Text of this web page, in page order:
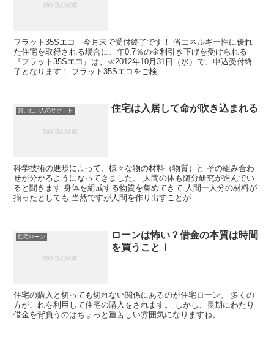
フラット35Sエコ 今月末で受付終了です！ 省エネルギー性に優れ
た住宅を取得される場合に、年0.7％の金利引き下げを受けられる
『フラット35Sエコ』は、≪2012年10月31日（水）で、申込受付終
了となります！ フラット35Sエコをご検...
買いたい人のサポート 住宅は入居して命が吹き込まれる
科学技術の進歩によって、様々な物の材料（物質）と その組み合わ
せが分かるようになってきました。 人間の体も随分研究が進んでい
ると聞きます 身体を組成する物質を集めてきて 人間一人分の材料が
揃ったとしても 当然ですが人間を作り出すことが...
住宅ローン
ローンは怖い？借金の本質は時間
を買うこと！
住宅の購入と切っても切れない関係にあるのが住宅ローン。 多くの
方がこれを利用して住宅の購入をされます。 しかし、長期にわたり
借金を背負うのはちょっと重苦しい雰囲気になりますね。